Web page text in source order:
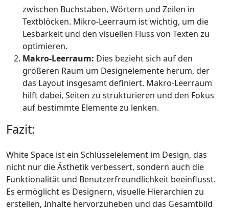
zwischen Buchstaben, Wörtern und Zeilen in
Textblöcken. Mikro-Leerraum ist wichtig, um die
Lesbarkeit und den visuellen Fluss von Texten zu
optimieren.
Makro-Leerraum: Dies bezieht sich auf den
größeren Raum um Designelemente herum, der
das Layout insgesamt definiert. Makro-Leerraum
hilft dabei, Seiten zu strukturieren und den Fokus
auf bestimmte Elemente zu lenken.
Fazit:
White Space ist ein Schlüsselelement im Design, das
nicht nur die Ästhetik verbessert, sondern auch die
Funktionalität und Benutzerfreundlichkeit beeinflusst.
Es ermöglicht es Designern, visuelle Hierarchien zu
erstellen, Inhalte hervorzuheben und das Gesamtbild